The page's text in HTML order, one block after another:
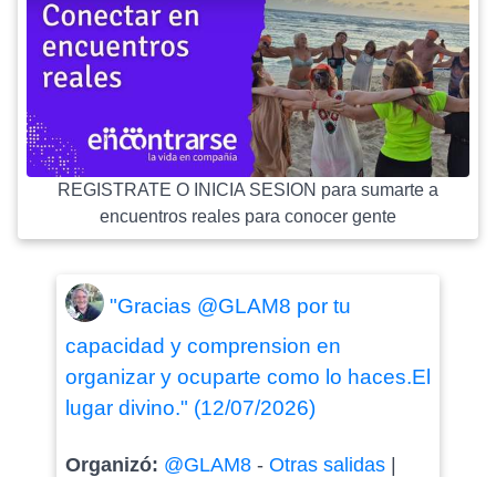
REGISTRATE O INICIA SESION para sumarte a
encuentros reales para conocer gente
"Gracias @GLAM8 por tu
capacidad y comprension en
organizar y ocuparte como lo haces.El
lugar divino." (12/07/2026)
Organizó: @GLAM8- Otras salidas|